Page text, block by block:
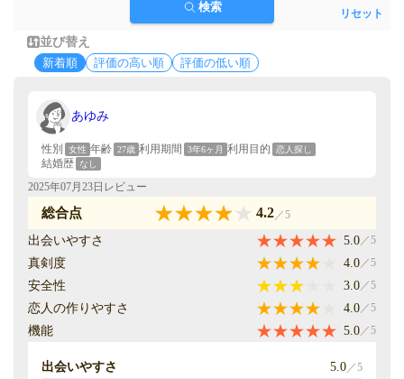
検索 リセット
並び替え
新着順
評価の高い順 評価の低い順
あゆみ
性別 女性 年齢 27歳 利用期間 3年6ヶ月 利用目的 恋人探し
結婚歴 なし
2025年07月23日レビュー
総合点 4.2／5
出会いやすさ 5.0 ／5
真剣度 4.0 ／5
安全性 3.0 ／5
恋人の作りやすさ 4.0 ／5
機能 5.0 ／5
出会いやすさ 5.0 ／5